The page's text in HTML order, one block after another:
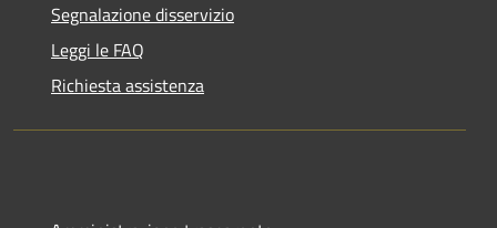
Segnalazione disservizio
Leggi le FAQ
Richiesta assistenza